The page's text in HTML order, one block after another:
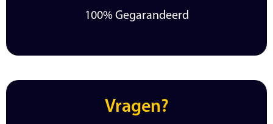
100% Gegarandeerd
Vragen?